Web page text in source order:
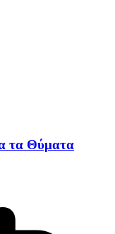
τα Θύματα